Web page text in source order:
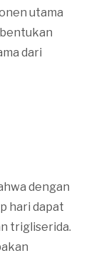
utama
dari
dengan
hari dapat
trigliserida.